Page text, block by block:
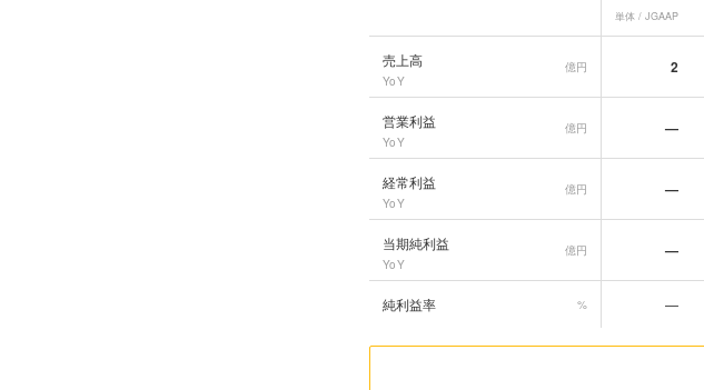
単体 / JGAAP
売上高
YoY
億円 2
営業利益
YoY
億円 —
経常利益
YoY
億円 —
当期純利益
YoY
億円 —
純利益率 % —